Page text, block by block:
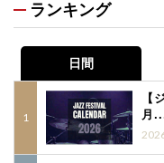
ランキング
日間
【
月